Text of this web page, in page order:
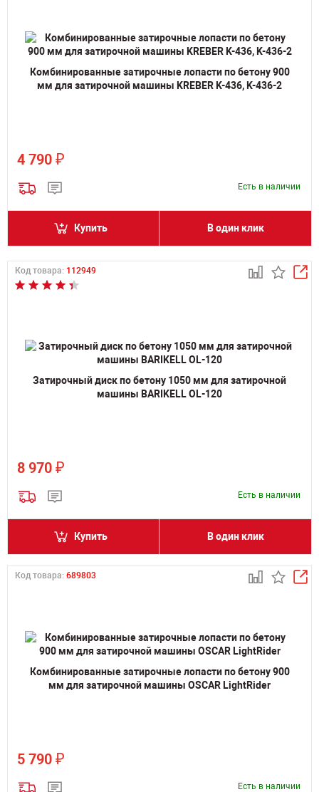
Комбинированные затирочные лопасти по бетону 900
мм для затирочной машины KREBER K-436, K-436-2
4 790 ₽
Есть в наличии
Купить В один клик
Код товара: 112949
Затирочный диск по бетону 1050 мм для затирочной
машины BARIKELL OL-120
8 970 ₽
Есть в наличии
Купить В один клик
Код товара: 689803
Комбинированные затирочные лопасти по бетону 900
мм для затирочной машины OSCAR LightRider
5 790 ₽
Есть в наличии